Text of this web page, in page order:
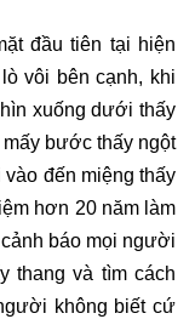
đầu tiên tại hiện
vôi bên cạnh, khi
xuống dưới thấy
bước thấy ngột
đến miệng thấy
hơn 20 năm làm
báo mọi người
thang và tìm cách
không biết cứ